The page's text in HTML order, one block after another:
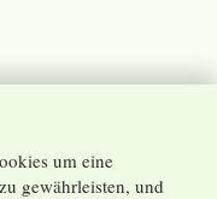
um eine
gewährleisten, und